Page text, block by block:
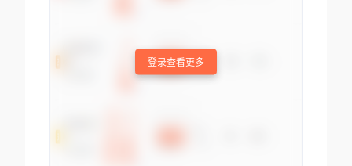
登录查看更多